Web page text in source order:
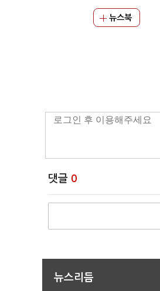
뉴스북
댓글 0
뉴스리듬